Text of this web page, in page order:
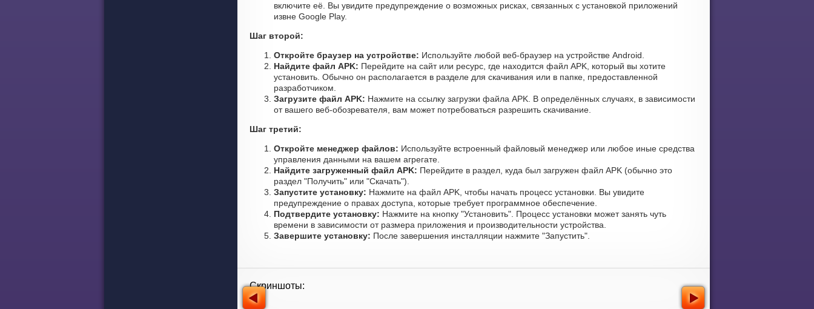
включите её. Вы увидите предупреждение о возможных рисках, связанных с установкой приложений
извне Google Play.
Шаг второй:
Откройте браузер на устройстве: Используйте любой веб-браузер на устройстве Android.
Найдите файл APK: Перейдите на сайт или ресурс, где находится файл APK, который вы хотите
установить. Обычно он располагается в разделе для скачивания или в папке, предоставленной
разработчиком.
Загрузите файл APK: Нажмите на ссылку загрузки файла APK. В определённых случаях, в зависимости
от вашего веб-обозревателя, вам может потребоваться разрешить скачивание.
Шаг третий:
Откройте менеджер файлов: Используйте встроенный файловый менеджер или любое иные средства
управления данными на вашем агрегате.
Найдите загруженный файл APK: Перейдите в раздел, куда был загружен файл APK (обычно это
раздел "Получить" или "Скачать").
Запустите установку: Нажмите на файл APK, чтобы начать процесс установки. Вы увидите
предупреждение о правах доступа, которые требует программное обеспечение.
Подтвердите установку: Нажмите на кнопку "Установить". Процесс установки может занять чуть
времени в зависимости от размера приложения и производительности устройства.
Завершите установку: После завершения инсталляции нажмите "Запустить".
Скриншоты: